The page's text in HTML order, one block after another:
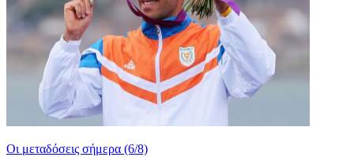
Οι μεταδόσεις σήμερα (6/8)